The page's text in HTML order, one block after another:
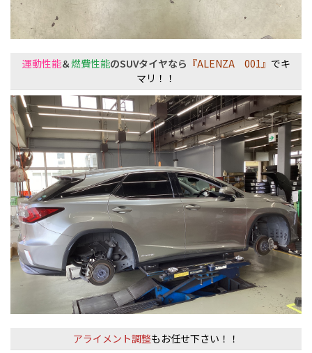
運動性能＆燃費性能のSUVタイヤなら 『ALENZA 001』 でキ
マリ！！
アライメント調整もお任せ下さい！！